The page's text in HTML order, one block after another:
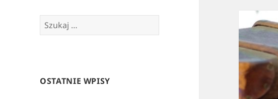
Szukaj:
OSTATNIE WPISY